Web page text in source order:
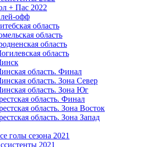
+ Пас 2022
офф
область
область
область
область
область. Финал
область. Зона Север
область. Зона Юг
область. Финал
область. Зона Восток
область. Зона Запад
голы сезона 2021
2021